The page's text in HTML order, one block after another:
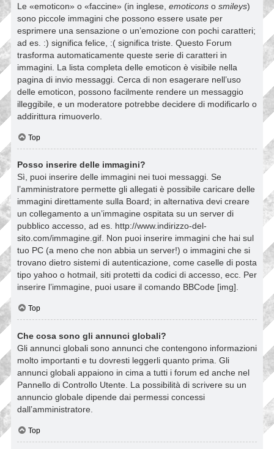
Le «emoticon» o «faccine» (in inglese, emoticons o smileys)
sono piccole immagini che possono essere usate per
esprimere una sensazione o un’emozione con pochi caratteri;
ad es. :) significa felice, :( significa triste. Questo Forum
trasforma automaticamente queste serie di caratteri in
immagini. La lista completa delle emoticon è visibile nella
pagina di invio messaggi. Cerca di non esagerare nell’uso
delle emoticon, possono facilmente rendere un messaggio
illeggibile, e un moderatore potrebbe decidere di modificarlo o
addirittura rimuoverlo.
Top
Posso inserire delle immagini?
Sì, puoi inserire delle immagini nei tuoi messaggi. Se
l’amministratore permette gli allegati è possibile caricare delle
immagini direttamente sulla Board; in alternativa devi creare
un collegamento a un’immagine ospitata su un server di
pubblico accesso, ad es. http://www.indirizzo-del-
sito.com/immagine.gif. Non puoi inserire immagini che hai sul
tuo PC (a meno che non abbia un server!) o immagini che si
trovano dietro sistemi di autenticazione, come caselle di posta
tipo yahoo o hotmail, siti protetti da codici di accesso, ecc. Per
inserire l’immagine, puoi usare il comando BBCode [img].
Top
Che cosa sono gli annunci globali?
Gli annunci globali sono annunci che contengono informazioni
molto importanti e tu dovresti leggerli quanto prima. Gli
annunci globali appaiono in cima a tutti i forum ed anche nel
Pannello di Controllo Utente. La possibilità di scrivere su un
annuncio globale dipende dai permessi concessi
dall’amministratore.
Top